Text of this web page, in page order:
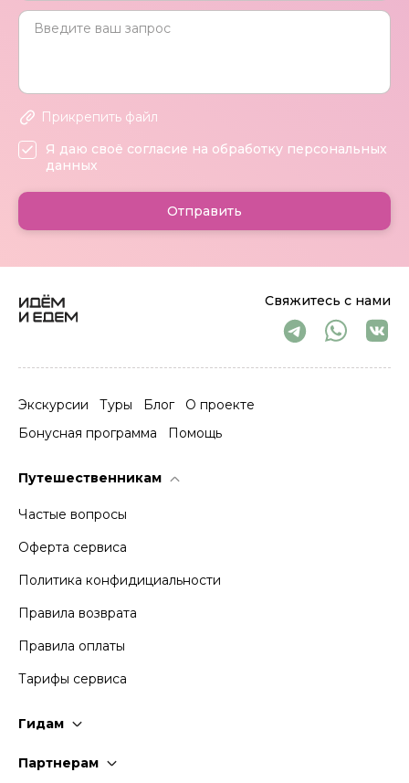
Свяжитесь с нами
Экскурсии Туры Блог
О проекте
Бонусная программа
Помощь
Путешественникам
Частые вопросы
Оферта сервиса
Политика конфидициальности
Правила возврата
Правила оплаты
Тарифы сервиса
Гидам
Партнерам
Прикрепить файл
Я даю своё согласие на обработку персональных
данных
Отправить